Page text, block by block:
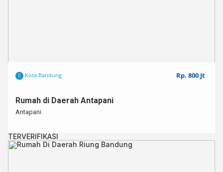
Kota Bandung Rp. 800 Jt
Rumah di Daerah Antapani
Antapani
TERVERIFIKASI